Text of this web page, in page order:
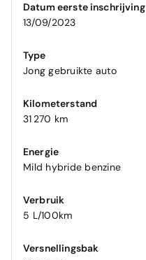
Datum eerste inschrijving
13/09/2023
Type
Jong gebruikte auto
Kilometerstand
31 270 km
Energie
Mild hybride benzine
Verbruik
5 L/100km
Versnellingsbak